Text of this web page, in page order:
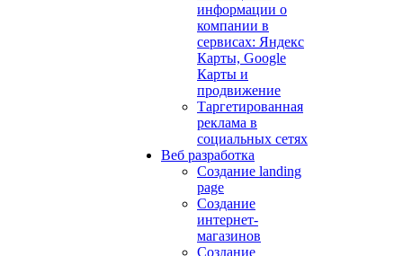
информации о
компании в
сервисах: Яндекс
Карты, Google
Карты и
продвижение
Таргетированная
реклама в
социальных сетях
Веб разработка
Создание landing
page
Создание
интернет-
магазинов
Создание